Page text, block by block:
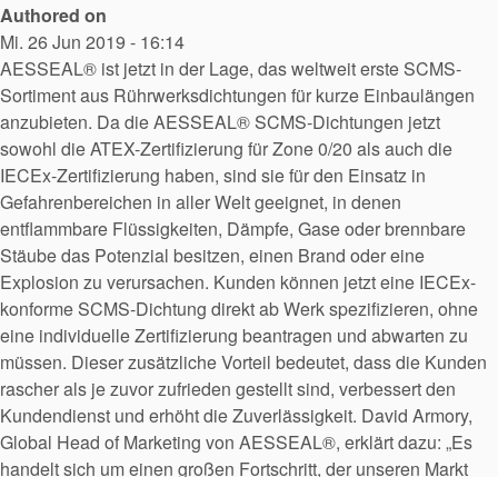
Standards
Kontaktieren Sie uns
Standorte
Neuigkeiten
Nachhaltigkeit
Authored on
Mi. 26 Jun 2019 - 16:14
​AESSEAL® ist jetzt in der Lage, das weltweit erste SCMS-
Sortiment aus Rührwerksdichtungen für kurze Einbaulängen
anzubieten. Da die AESSEAL® SCMS-Dichtungen jetzt
sowohl die ATEX-Zertifizierung für Zone 0/20 als auch die
IECEx-Zertifizierung haben, sind sie für den Einsatz in
Gefahrenbereichen in aller Welt geeignet, in denen
entflammbare Flüssigkeiten, Dämpfe, Gase oder brennbare
Stäube das Potenzial besitzen, einen Brand oder eine
Explosion zu verursachen. Kunden können jetzt eine IECEx-
konforme SCMS-Dichtung direkt ab Werk spezifizieren, ohne
eine individuelle Zertifizierung beantragen und abwarten zu
müssen. Dieser zusätzliche Vorteil bedeutet, dass die Kunden
rascher als je zuvor zufrieden gestellt sind, verbessert den
Kundendienst und erhöht die Zuverlässigkeit. David Armory,
Global Head of Marketing von AESSEAL®, erklärt dazu: „Es
handelt sich um einen großen Fortschritt, der unseren Markt